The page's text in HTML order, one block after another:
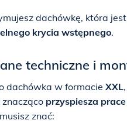
dachówkę, która jest
krycia wstępnego.
techniczne i
dachówka w formacie XXL
znacząco przyspiesza
znać: